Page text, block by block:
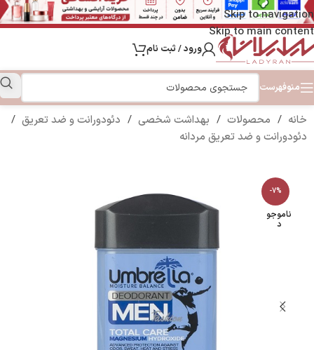
Skip to navigation
Skip to main content
ورود / ثبت نام
منوفهرست
خانه / محصولات / بهداشت شخصی / دئودورانت و ضد تعریق /
دئودورانت و ضد تعریق مردانه
-7%
ناموجو
د